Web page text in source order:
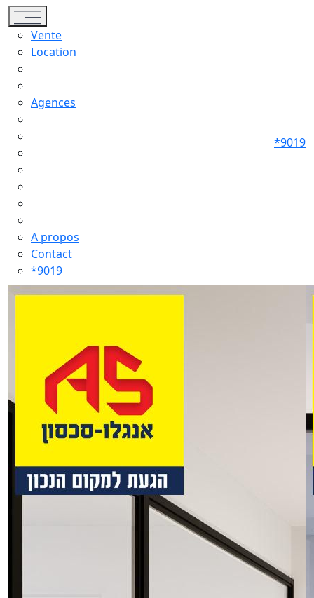
Toggle navigation
Vente
Location
Agences
A propos
Contact
*9019
*9019